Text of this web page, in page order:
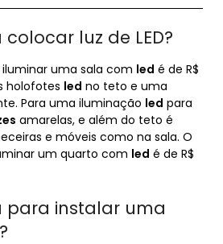
luz de LED?
uma sala com led é de R$
holofotes led no teto e uma
Para uma iluminação led para
amarelas, e além do teto é
e móveis como na sala. O
um quarto com led é de R$
para instalar uma